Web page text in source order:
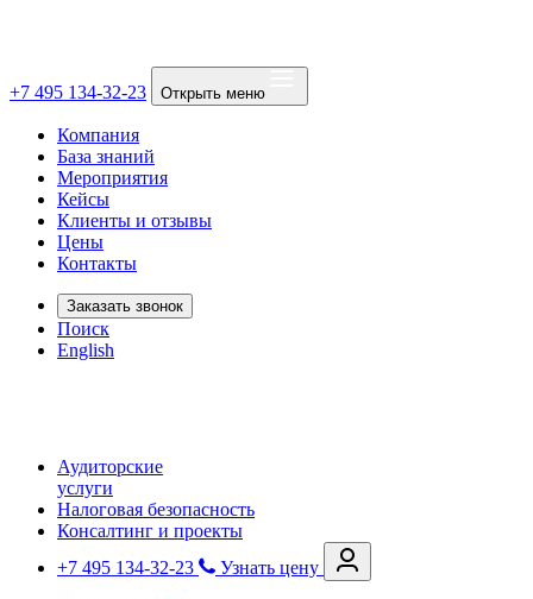
+7 495 134-32-23 Открыть меню
Компания
База знаний
Мероприятия
Кейсы
Клиенты и отзывы
Цены
Контакты
Заказать звонок
Поиск
English
Аудиторские
услуги
Налоговая безопасность
Консалтинг и проекты
+7 495 134-32-23
Узнать цену